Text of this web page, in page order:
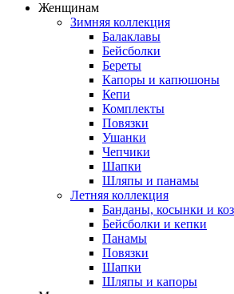
Женщинам
Зимняя коллекция
Балаклавы
Бейсболки
Береты
Капоры и капюшоны
Кепи
Комплекты
Повязки
Ушанки
Чепчики
Шапки
Шляпы и панамы
Летняя коллекция
Банданы, косынки и
Бейсболки и кепки
Панамы
Повязки
Шапки
Шляпы и капоры